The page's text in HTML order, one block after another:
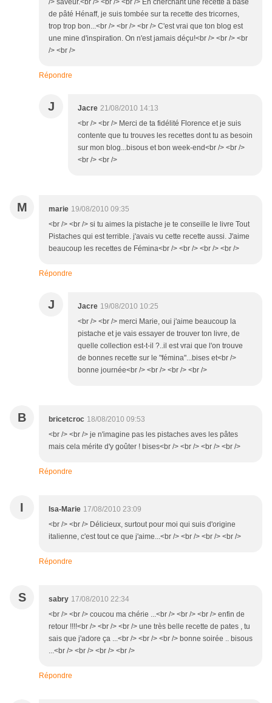
/> saveur.<br /> <br /> <br /> En cherchant une recette à base
de pâté Hénaff, je suis tombée sur ta recette des tricornes,
trop trop bon...<br /> <br /> <br /> C'est vrai que ton blog est
une mine d'inspiration. On n'est jamais déçu!<br /> <br /> <br
/> <br />
Répondre
J Jacre 21/08/2010 14:13
<br /> <br /> Merci de ta fidélité Florence et je suis
contente que tu trouves les recettes dont tu as besoin
sur mon blog...bisous et bon week-end<br /> <br />
<br /> <br />
M marie 19/08/2010 09:35
<br /> <br /> si tu aimes la pistache je te conseille le livre Tout
Pistaches qui est terrible. j'avais vu cette recette aussi. J'aime
beaucoup les recettes de Fémina<br /> <br /> <br /> <br />
Répondre
J Jacre 19/08/2010 10:25
<br /> <br /> merci Marie, oui j'aime beaucoup la
pistache et je vais essayer de trouver ton livre, de
quelle collection est-t-il ?..il est vrai que l'on trouve
de bonnes recette sur le "fémina"...bises et<br />
bonne journée<br /> <br /> <br /> <br />
B bricetcroc 18/08/2010 09:53
<br /> <br /> je n'imagine pas les pistaches aves les pâtes
mais cela mérite d'y goûter ! bises<br /> <br /> <br /> <br />
Répondre
I Isa-Marie 17/08/2010 23:09
<br /> <br /> Délicieux, surtout pour moi qui suis d'origine
italienne, c'est tout ce que j'aime...<br /> <br /> <br /> <br />
Répondre
S sabry 17/08/2010 22:34
<br /> <br /> coucou ma chérie ...<br /> <br /> <br /> enfin de
retour !!!!<br /> <br /> <br /> une très belle recette de pates , tu
sais que j'adore ça ...<br /> <br /> <br /> bonne soirée .. bisous
...<br /> <br /> <br /> <br />
Répondre